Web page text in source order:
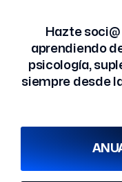
Hazte
aprendiendo
psicología,
siempre desde